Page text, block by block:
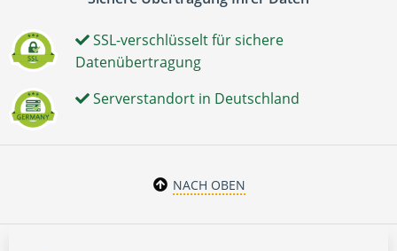
SSL-verschlüsselt für sichere
Datenübertragung
Serverstandort in Deutschland
NACH OBEN